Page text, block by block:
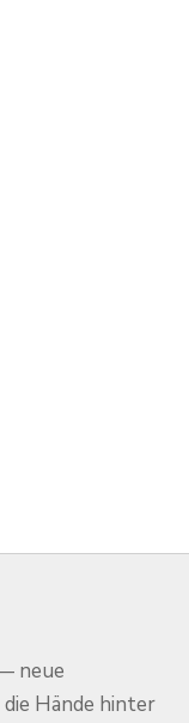
neue
Hände hinter